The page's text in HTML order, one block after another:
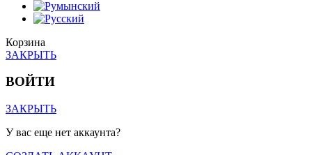
Корзина
ЗАКРЫТЬ
ВОЙТИ
ЗАКРЫТЬ
У вас еще нет аккаунта?